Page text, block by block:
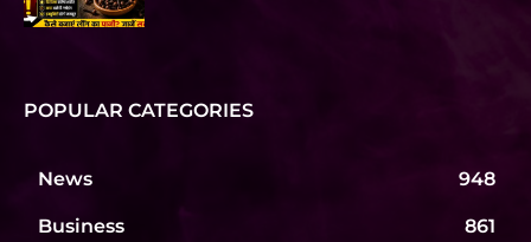
POPULAR CATEGORIES
News 948
Business 861